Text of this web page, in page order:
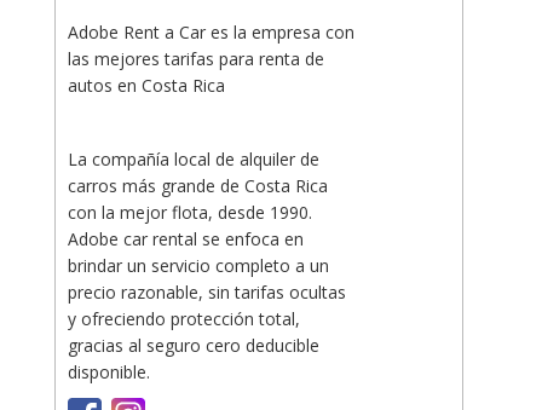
Adobe Rent a Car es la empresa con
las mejores tarifas para renta de
autos en Costa Rica
La compañía local de alquiler de
carros más grande de Costa Rica
con la mejor flota, desde 1990.
Adobe car rental se enfoca en
brindar un servicio completo a un
precio razonable, sin tarifas ocultas
y ofreciendo protección total,
gracias al seguro cero deducible
disponible.